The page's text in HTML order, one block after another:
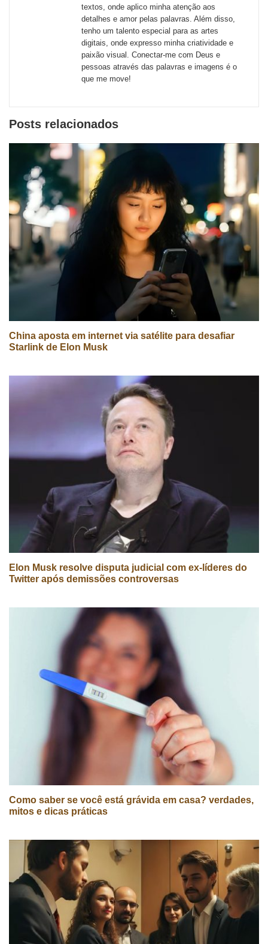
textos, onde aplico minha atenção aos
detalhes e amor pelas palavras. Além disso,
tenho um talento especial para as artes
digitais, onde expresso minha criatividade e
paixão visual. Conectar-me com Deus e
pessoas através das palavras e imagens é o
que me move!
Posts relacionados
China aposta em internet via satélite para desafiar
Starlink de Elon Musk
Elon Musk resolve disputa judicial com ex-líderes do
Twitter após demissões controversas
Como saber se você está grávida em casa? verdades,
mitos e dicas práticas